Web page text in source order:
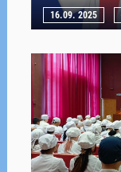
16.09. 2025